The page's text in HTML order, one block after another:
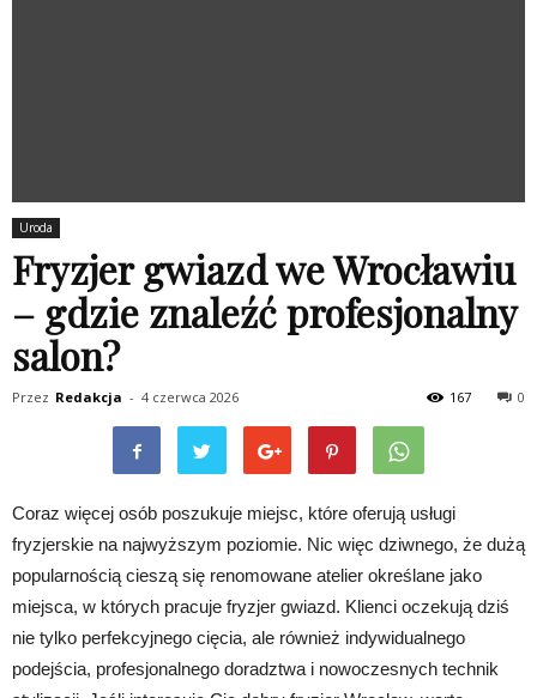
Uroda
Fryzjer gwiazd we Wrocławiu
– gdzie znaleźć profesjonalny
salon?
Przez Redakcja - 4 czerwca 2026 0
167
Coraz więcej osób poszukuje miejsc, które oferują usługi
fryzjerskie na najwyższym poziomie. Nic więc dziwnego, że dużą
popularnością cieszą się renomowane atelier określane jako
miejsca, w których pracuje fryzjer gwiazd. Klienci oczekują dziś
nie tylko perfekcyjnego cięcia, ale również indywidualnego
podejścia, profesjonalnego doradztwa i nowoczesnych technik